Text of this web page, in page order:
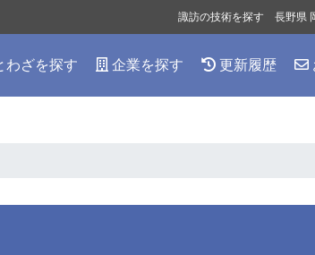
わざを探す 企業を探す 更新履歴
諏訪の技術を探す 長野県